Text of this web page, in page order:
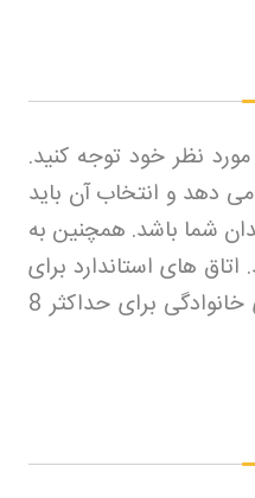
مورد نظر خود توجه کنید.
می دهد و انتخاب آن باید
شما باشد. همچنین به
های استاندارد برای
حداکثر 5 نفر و سوئیت های خانوادگی برای حداکثر 8